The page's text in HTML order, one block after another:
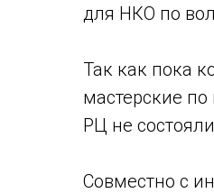
для НКО по
Так как пока
мастерские
РЦ не
Совместно с